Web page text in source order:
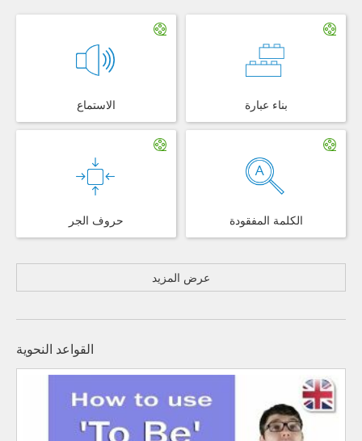
الاستماع بناء عبارة
حروف الجر الكلمة المفقودة
عرض المزيد
القواعد النحوية